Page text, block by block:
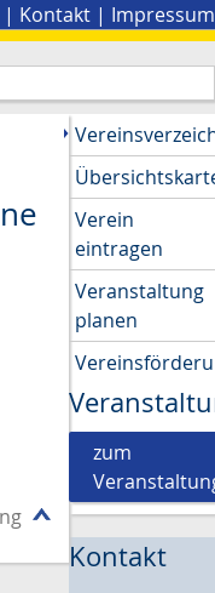
| Kontakt | Impressum
Verein
eintragen
Veranstaltung
planen
zum
Kontakt